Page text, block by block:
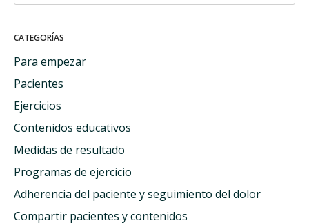
CATEGORÍAS
Para empezar
Pacientes
Ejercicios
Contenidos educativos
Medidas de resultado
Programas de ejercicio
Adherencia del paciente y seguimiento del dolor
Compartir pacientes y contenidos